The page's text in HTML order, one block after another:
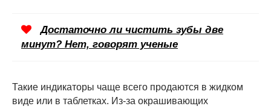
Достаточно ли чистить зубы две
минут? Нет, говорят ученые
Такие индикаторы чаще всего продаются в жидком
виде или в таблетках. Из-за окрашивающих